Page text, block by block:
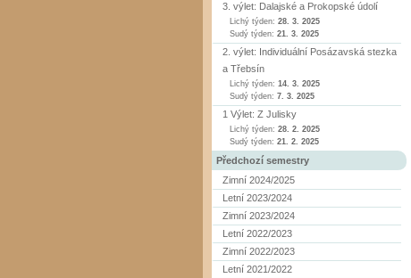
3. výlet: Dalajské a Prokopské údolí
Lichý týden: 28. 3. 2025
Sudý týden: 21. 3. 2025
2. výlet: Individuální Posázavská stezka
a Třebsín
Lichý týden: 14. 3. 2025
Sudý týden: 7. 3. 2025
1 Výlet: Z Julisky
Lichý týden: 28. 2. 2025
Sudý týden: 21. 2. 2025
Předchozí semestry
Zimní 2024/2025
Letní 2023/2024
Zimní 2023/2024
Letní 2022/2023
Zimní 2022/2023
Letní 2021/2022